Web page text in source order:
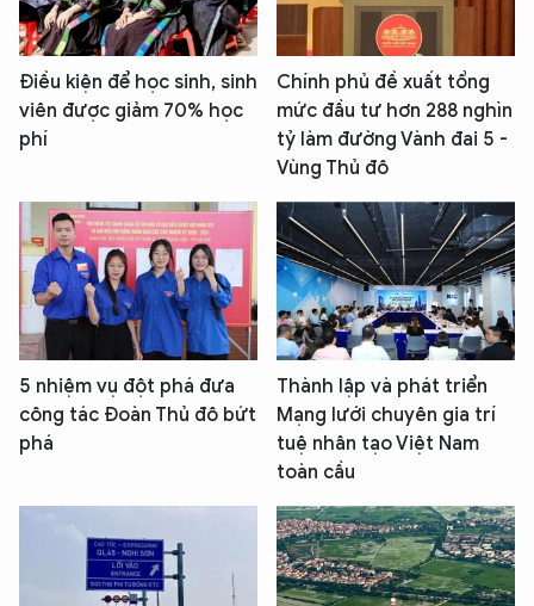
Điều kiện để học sinh, sinh
viên được giảm 70% học
phí
Chính phủ đề xuất tổng
mức đầu tư hơn 288 nghìn
tỷ làm đường Vành đai 5 -
Vùng Thủ đô
5 nhiệm vụ đột phá đưa
công tác Đoàn Thủ đô bứt
phá
Thành lập và phát triển
Mạng lưới chuyên gia trí
tuệ nhân tạo Việt Nam
toàn cầu